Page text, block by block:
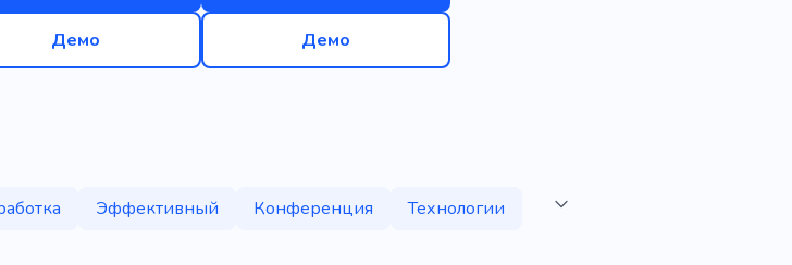
Демо Демо
Эффективный Конференция
Технологии